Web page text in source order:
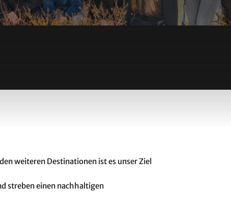
weiteren Destinationen ist es unser Ziel
streben einen nachhaltigen